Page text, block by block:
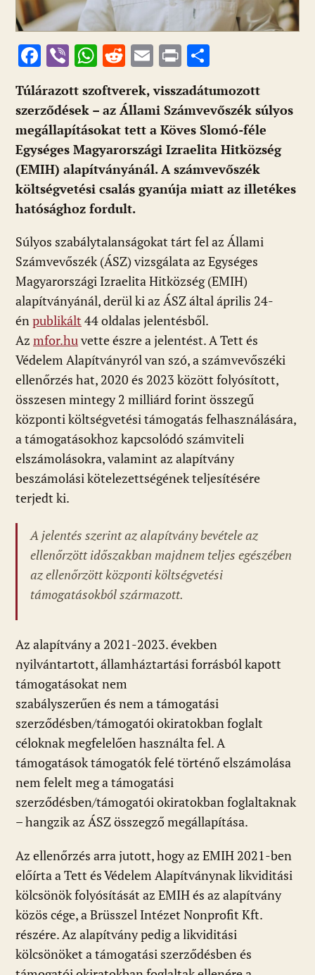
F
e
b
o
o
k
Vi
er
W
h
at
s
A
p
p
R
d
di
t
E
m
ai
l
Pr
in
t za
m
e
g
Túlárazott szoftverek, visszadátumozott
szerződések – az Állami Számvevőszék súlyos
megállapításokat tett a Köves Slomó-féle
Egységes Magyarországi Izraelita Hitközség
(EMIH) alapítványánál. A számvevőszék
költségvetési csalás gyanúja miatt az illetékes
hatósághoz fordult.
Súlyos szabálytalanságokat tárt fel az Állami
Számvevőszék (ÁSZ) vizsgálata az Egységes
Magyarországi Izraelita Hitközség (EMIH)
alapítványánál, derül ki az ÁSZ által április 24-
énpublikált 44 oldalas jelentésből.
Az mfor.huvette észre a jelentést. A Tett és
Védelem Alapítványról van szó, a számvevőszéki
ellenőrzés hat, 2020 és 2023 között folyósított,
összesen mintegy 2 milliárd forint összegű
központi költségvetési támogatás felhasználására,
a támogatásokhoz kapcsolódó számviteli
elszámolásokra, valamint az alapítvány
beszámolási kötelezettségének teljesítésére
terjedt ki.
A jelentés szerint az alapítvány bevétele az
ellenőrzött időszakban majdnem teljes egészében
az ellenőrzött központi költségvetési
támogatásokból származott.
Az alapítvány a 2021-2023. években
nyilvántartott, államháztartási forrásból kapott
támogatásokat nem
szabályszerűen és nem a támogatási
szerződésben/támogatói okiratokban foglalt
céloknak megfelelően használta fel. A
támogatások támogatók felé történő elszámolása
nem felelt meg a támogatási
szerződésben/támogatói okiratokban foglaltaknak
– hangzik az ÁSZ összegző megállapítása.
Az ellenőrzés arra jutott, hogy az EMIH 2021-ben
előírta a Tett és Védelem Alapítványnak likviditási
kölcsönök folyósítását az EMIH és az alapítvány
közös cége, a Brüsszel Intézet Nonprofit Kft.
részére. Az alapítvány pedig a likviditási
kölcsönöket a támogatási szerződésben és